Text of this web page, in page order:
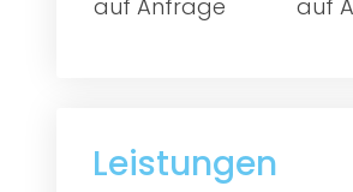
auf Anfrage auf
Leistungen